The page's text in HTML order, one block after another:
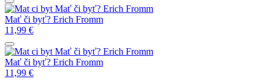
Mať či byť? Erich Fromm
Mať či byť? Erich Fromm
11,99 €
Mať či byť? Erich Fromm
Mať či byť? Erich Fromm
11,99 €